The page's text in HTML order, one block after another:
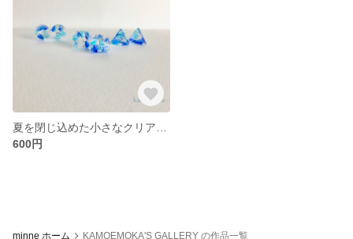
600円
minne ホーム KAMOEMOKA'S GALLERY の作品一覧